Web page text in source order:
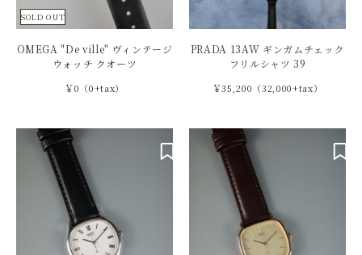
SOLD OUT
OMEGA "De ville" ヴィンテージ
ウォッチ クオーツ
￥0（0+tax）
PRADA 13AW ギンガムチェック
フリルシャツ 39
￥35,200（32,000+tax）